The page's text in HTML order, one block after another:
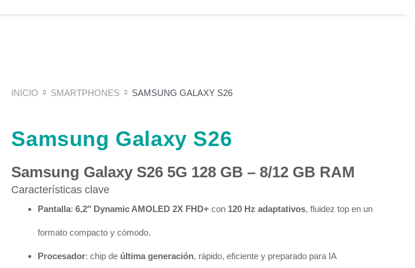
INICIO SMARTPHONES SAMSUNG GALAXY S26
Samsung Galaxy S26
Samsung Galaxy S26 5G 128 GB – 8/12 GB RAM
Características clave
Pantalla:6,2″ Dynamic AMOLED 2X FHD+ con 120 Hz adaptativos, fluidez top en un
formato compacto y cómodo.
Procesador: chip de última generación, rápido, eficiente y preparado para IA